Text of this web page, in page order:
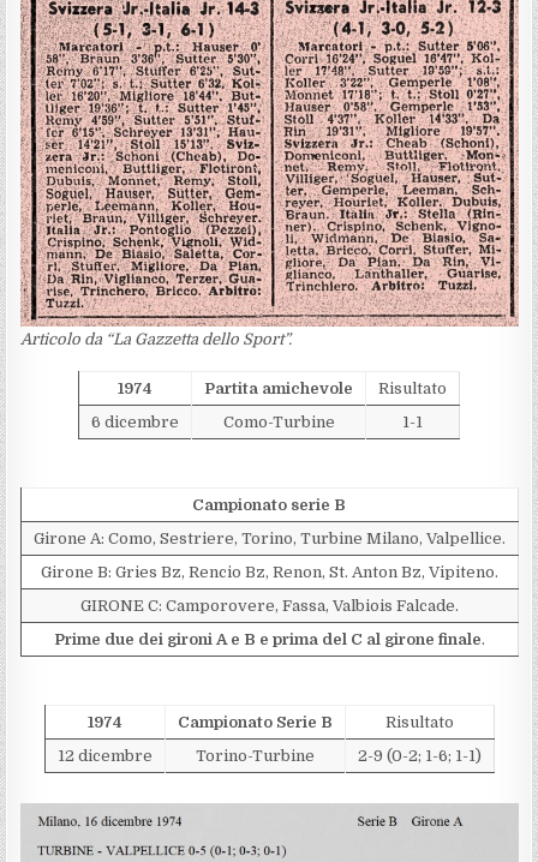
Articolo da “La Gazzetta dello Sport”.
1974 Partita amichevole
Risultato
6 dicembre
Como-Turbine 1-1
Campionato serie B
Girone A: Como, Sestriere, Torino, Turbine Milano, Valpellice.
Girone B: Gries Bz, Rencio Bz, Renon, St. Anton Bz, Vipiteno.
GIRONE C: Camporovere, Fassa, Valbiois Falcade.
Prime due dei gironi A e B e prima del C al girone finale.
1974 Campionato Serie B
Risultato
12 dicembre
Torino-Turbine 2-9 (0-2; 1-6; 1-1)